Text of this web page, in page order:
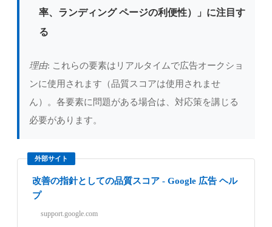
率、ランディング ページの利便性）」に注目す
る
理由: これらの要素はリアルタイムで広告オークショ
ンに使用されます（品質スコアは使用されませ
ん）。各要素に問題がある場合は、対応策を講じる
必要があります。
外部サイト
改善の指針としての品質スコア - Google 広告 ヘル
プ
support.google.com